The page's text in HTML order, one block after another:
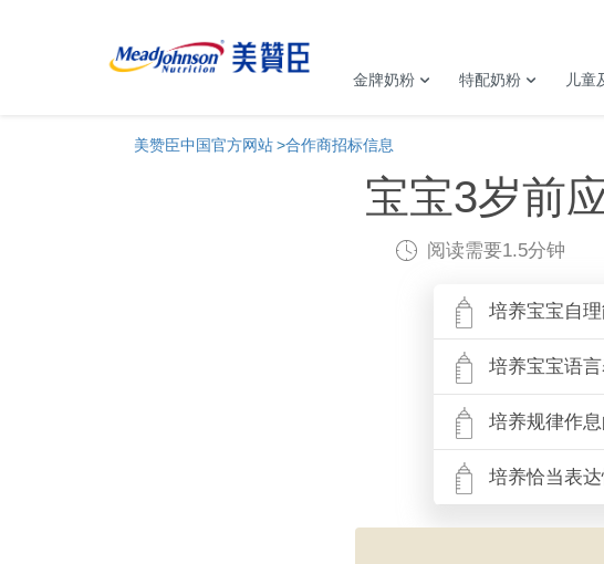
金牌奶粉 特配奶粉 儿童
美赞臣中国官方网站 合作商招标信息
宝宝3岁前
阅读需要1.5分钟
培养宝宝自
培养宝宝语
培养规律作
培养恰当表